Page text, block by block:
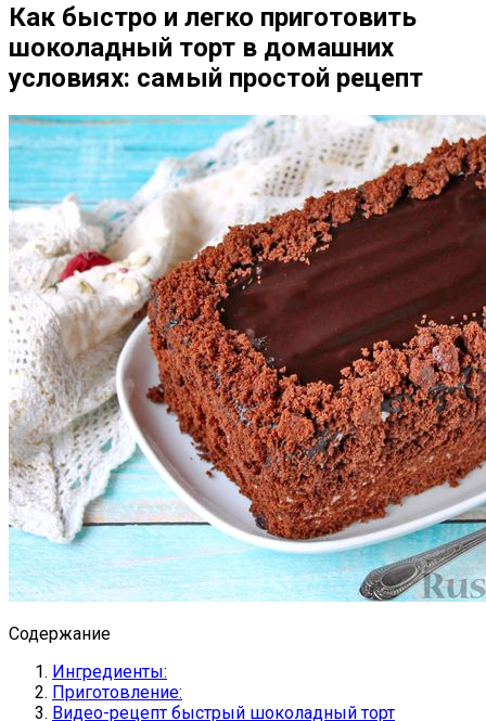
Как быстро и легко приготовить
шоколадный торт в домашних
условиях: самый простой рецепт
Содержание
Ингредиенты:
Приготовление:
Видео-рецепт быстрый шоколадный торт